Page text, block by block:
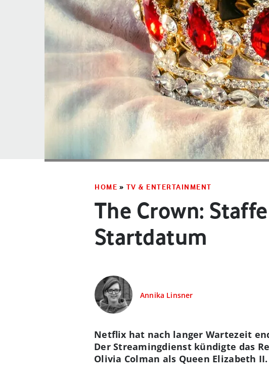
HOME » TV & ENTERTAINMENT
The Crown:
Startdatum
Annika Linsner
Netflix hat nach langer Wartezeit
Der Streamingdienst kündigte das
Olivia Colman als Queen Elizabeth